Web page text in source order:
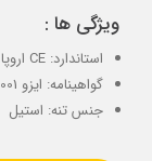
ویژگی ها :
استاندارد: CE اروپا
گواهینامه: ایزو 9001، استاندارد ملی ایران به شماره 6679
جنس تنه: استیل